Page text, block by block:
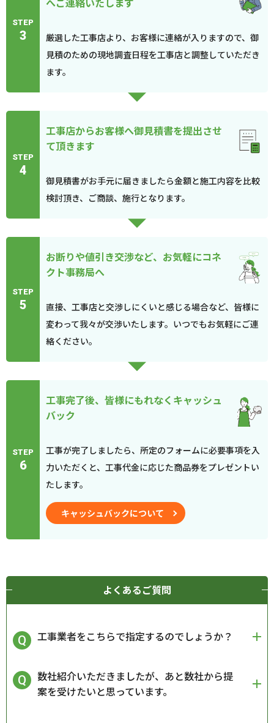
STEP
3
厳選した工事店より、お客様に連絡が入りますので、御
見積のための現地調査日程を工事店と調整していただき
ます。
STEP
4
工事店からお客様へ御見積書を提出させ
て頂きます
御見積書がお手元に届きましたら金額と施工内容を比較
検討頂き、ご商談、施行となります。
STEP
5
お断りや値引き交渉など、お気軽にコネ
クト事務局へ
直接、工事店と交渉しにくいと感じる場合など、皆様に
変わって我々が交渉いたします。いつでもお気軽にご連
絡ください。
STEP
6
工事完了後、皆様にもれなくキャッシュ
バック
工事が完了しましたら、所定のフォームに必要事項を入
力いただくと、工事代金に応じた商品券をプレゼントい
たします。
キャッシュバックについて
よくあるご質問
工事業者をこちらで指定するのでしょうか？
数社紹介いただきましたが、あと数社から提
案を受けたいと思っています。